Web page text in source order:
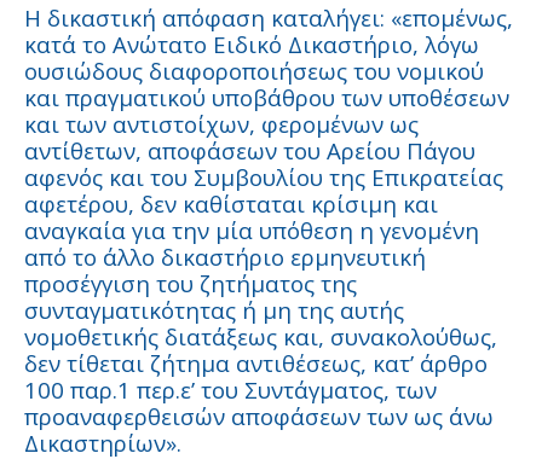
Η δικαστική απόφαση καταλήγει: «επομένως,
κατά το Ανώτατο Ειδικό Δικαστήριο, λόγω
ουσιώδους διαφοροποιήσεως του νοµικού
και πραγματικού υποβάθρου των υποθέσεων
και των αντιστοίχων, φερομένων ως
αντίθετων, αποφάσεων του Αρείου Πάγου
αφενός και του Συµβουλίου της Επικρατείας
αφετέρου, δεν καθίσταται κρίσιμη και
αναγκαία για την μία υπόθεση η γενομένη
από το άλλο δικαστήριο ερμηνευτική
προσέγγιση του ζητήματος της
συνταγµατικότητας ή µη της αυτής
νομοθετικής διατάξεως και, συνακολούθως,
δεν τίθεται ζήτηµα αντιθέσεως, κατ’ άρθρο
100 παρ.1 περ.ε’ του Συντάγµατος, των
προαναφερθεισών αποφάσεων των ως άνω
Δικαστηρίων».